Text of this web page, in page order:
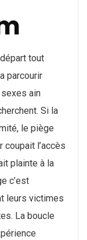
tout
parcourir
ain
Si la
le piège
coupait l’accès
plainte à la
c’est
leurs victimes
La boucle